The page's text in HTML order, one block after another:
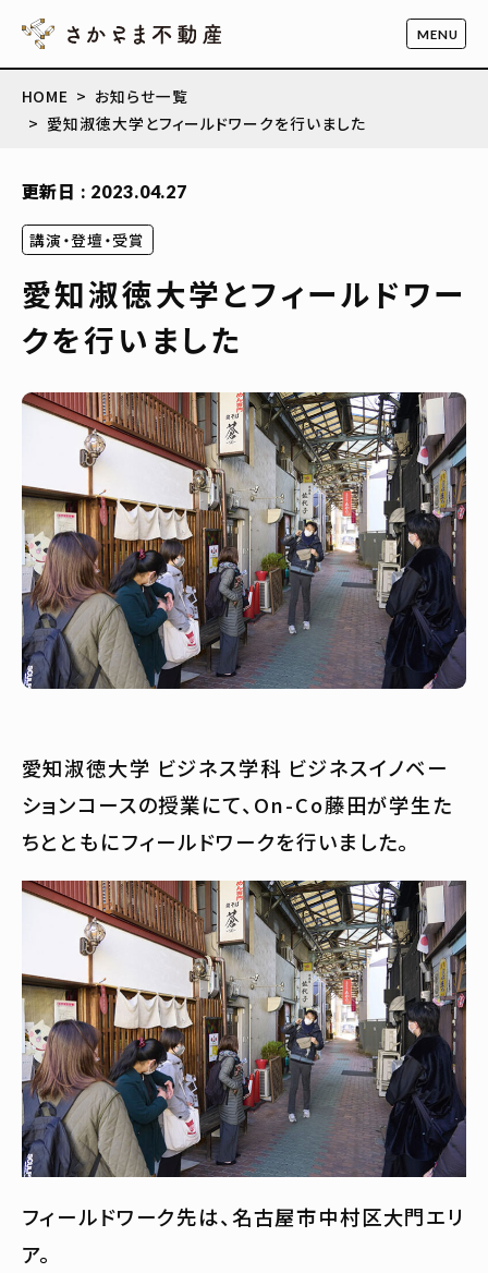
HOME
お知らせ一覧
愛知淑徳大学とフィールドワークを行いました
更新日 : 2023.04.27
講演・登壇・受賞
愛知淑徳大学とフィールドワー
クを行いました
愛知淑徳大学 ビジネス学科 ビジネスイノベー
ションコースの授業にて、On-Co藤田が学生た
ちとともにフィールドワークを行いました。
フィールドワーク先は、名古屋市中村区大門エリ
ア。